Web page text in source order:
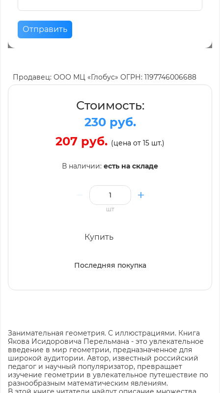
Отправить
Продавец: ООО МЦ «Глобус» ОГРН: 1197746006688
Стоимость:
230 руб.
207 руб. (цена от 15 шт.)
В наличии: есть на складе
шт
Купить
Последняя покупка
Занимательная геометрия. С иллюстрациями. Книга
Якова Исидоровича Перельмана - это увлекательное
введение в мир геометрии, предназначенное для
широкой аудитории. Автор, известный российский
педагог и научный популяризатор, превращает
изучение геометрии в увлекательное путешествие по
разнообразным математическим явлениям.